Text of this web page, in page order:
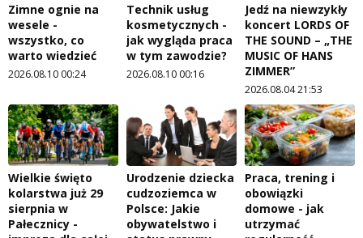
Zimne ognie na
wesele -
wszystko, co
warto wiedzieć
2026.08.10 00:24
Technik usług
kosmetycznych -
jak wygląda praca
w tym zawodzie?
2026.08.10 00:16
Jedź na niewzykły
koncert LORDS OF
THE SOUND – „THE
MUSIC OF HANS
ZIMMER”
2026.08.04 21:53
Wielkie święto
kolarstwa już 29
sierpnia w
Pałecznicy -
Urodzenie dziecka
cudzoziemca w
Polsce: Jakie
obywatelstwo i
Praca, trening i
obowiązki
domowe - jak
utrzymać